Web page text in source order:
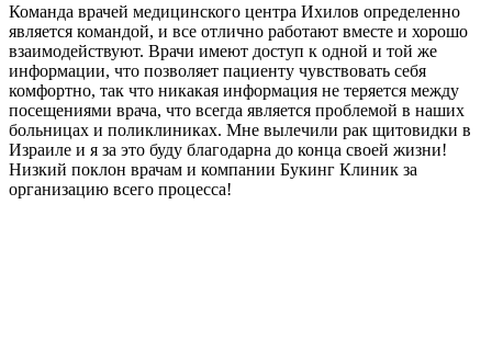
Команда врачей медицинского центра Ихилов определенно
является командой, и все отлично работают вместе и хорошо
взаимодействуют. Врачи имеют доступ к одной и той же
информации, что позволяет пациенту чувствовать себя
комфортно, так что никакая информация не теряется между
посещениями врача, что всегда является проблемой в наших
больницах и поликлиниках. Мне вылечили рак щитовидки в
Израиле и я за это буду благодарна до конца своей жизни!
Низкий поклон врачам и компании Букинг Клиник за
организацию всего процесса!